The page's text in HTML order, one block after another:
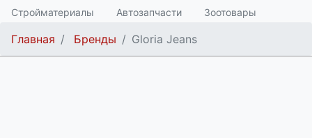
Стройматериалы
Автозапчасти Зоотовары
Главная Бренды Gloria Jeans